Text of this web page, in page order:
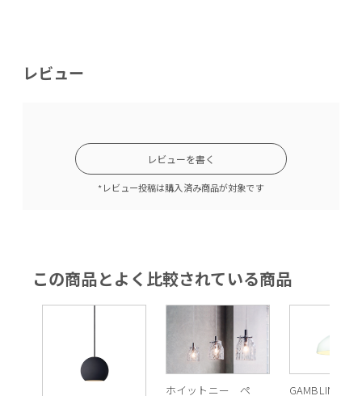
レビュー
レビューを書く
*レビュー投稿は購入済み商品が対象です
この商品とよく比較されている商品
ホイットニー ペ
GAMBLING（